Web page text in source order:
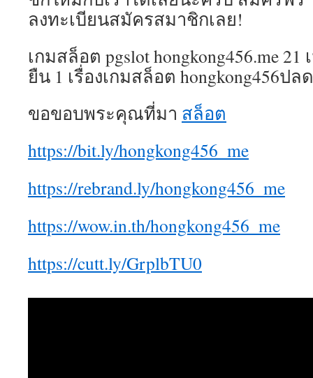
ลงทะเบียนสมัครสมาชิกเลย!
เกมสล็อต pgslot hongkong456.me 21
ยืน 1 เรื่องเกมสล็อต hongkong456ปล
ขอขอบพระคุณที่มา สล็อต
https://bit.ly/hongkong456_me
https://rebrand.ly/hongkong456_me
https://wow.in.th/hongkong456_me
https://cutt.ly/GrplbTU0